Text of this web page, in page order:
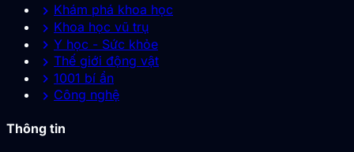
chevron_right Khám phá khoa học
chevron_right Khoa học vũ trụ
chevron_right Y học - Sức khỏe
chevron_right Thế giới động vật
chevron_right 1001 bí ẩn
chevron_right Công nghệ
Thông tin